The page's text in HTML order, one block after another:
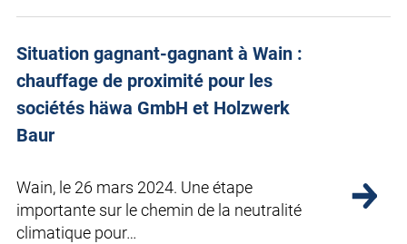
Situation gagnant-gagnant à Wain :
chauffage de proximité pour les
sociétés häwa GmbH et Holzwerk
Baur
Wain, le 26 mars 2024. Une étape
importante sur le chemin de la neutralité
climatique pour…